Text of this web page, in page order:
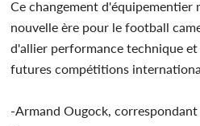
Ce changement d'équipementier
nouvelle ère pour le football
d'allier performance technique
futures compétitions
-Armand Ougock,